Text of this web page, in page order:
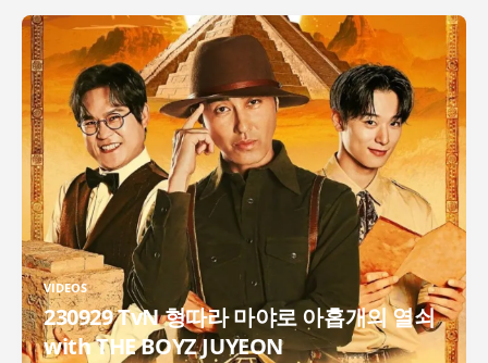
VIDEOS
230929 TvN 형따라 마야로 아홉개의 열쇠
with THE BOYZ JUYEON